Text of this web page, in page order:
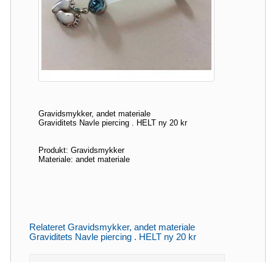
Gravidsmykker, andet materiale
Graviditets Navle piercing . HELT ny 20 kr
Produkt: Gravidsmykker
Materiale: andet materiale
Relateret Gravidsmykker, andet materiale
Graviditets Navle piercing . HELT ny 20 kr